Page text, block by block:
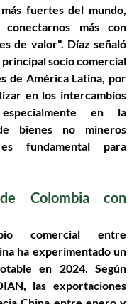
fuertes del mundo,
más con
de valor". Díaz señaló
principal socio comercial
de América Latina, por
en los intercambios
especialmente en la
bienes no mineros
fundamental para
Colombia con
comercial entre
ha experimentado un
en 2024. Según
las exportaciones